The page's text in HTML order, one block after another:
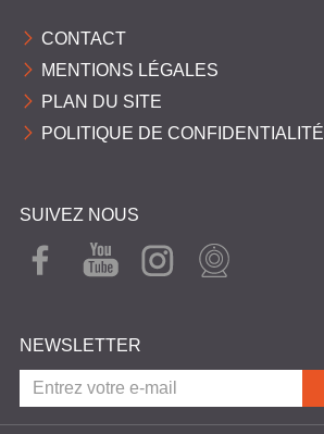
O
M
M
U
E
R
CONTACT
MENTIONS LÉGALES
PLAN DU SITE
POLITIQUE DE CONFIDENTIALITÉ
SUIVEZ NOUS
FAC
EBO
YOU
TUB
INST
AGR
WEB
CAM
NEWSLETTER